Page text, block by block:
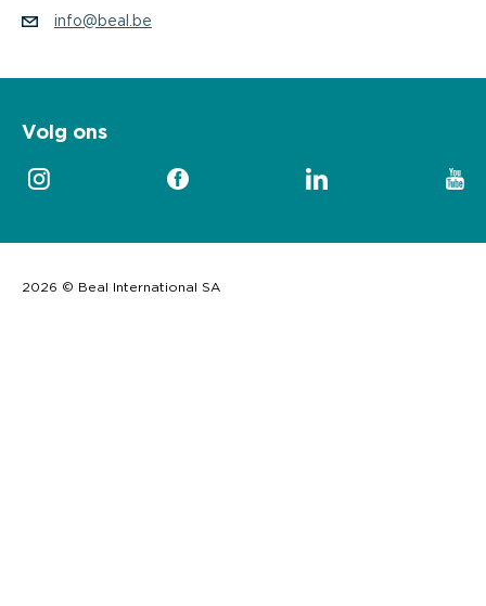
info@beal.be
Volg ons
2026 © Beal International SA